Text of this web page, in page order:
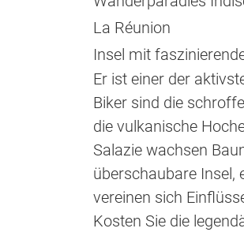
La Réunion
Insel mit
Er ist einer der
Biker sind die
die vulkanische
Salazie wachsen
überschaubare Insel,
vereinen sich
Kosten Sie die